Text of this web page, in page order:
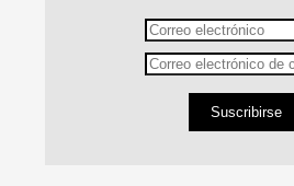
Suscribirse